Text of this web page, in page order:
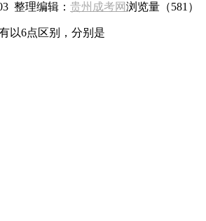
整理编辑： 贵州成考网浏览量（581）
以6点区别，分别是